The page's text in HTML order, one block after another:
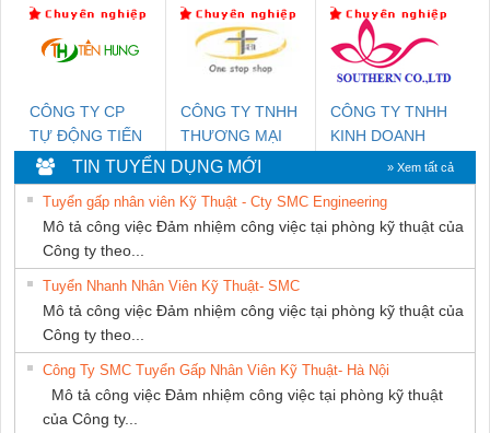
NAM
CÔNG TY CP
TỰ ĐỘNG TIẾN
HƯNG
CÔNG TY TNHH
THƯƠNG MẠI
THIÊN ÂN VIỆT
NAM
CÔNG TY TNHH
KINH DOANH
DỊCH VỤ XNK
PHƯƠNG NAM
TIN TUYỂN DỤNG MỚI » Xem tất cả
Tuyển gấp nhân viên Kỹ Thuật - Cty SMC Engineering
Mô tả công việc Đảm nhiệm công việc tại phòng kỹ thuật của
Công ty theo...
Tuyển Nhanh Nhân Viên Kỹ Thuật- SMC
Mô tả công việc Đảm nhiệm công việc tại phòng kỹ thuật của
Công ty theo...
Công Ty SMC Tuyển Gấp Nhân Viên Kỹ Thuật- Hà Nội
Mô tả công việc Đảm nhiệm công việc tại phòng kỹ thuật
của Công ty...